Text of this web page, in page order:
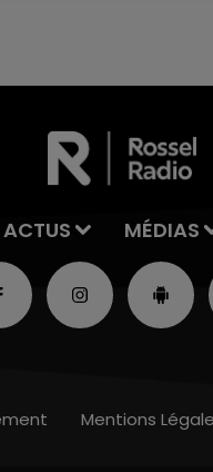
ACTUS MÉDIAS
Mentions